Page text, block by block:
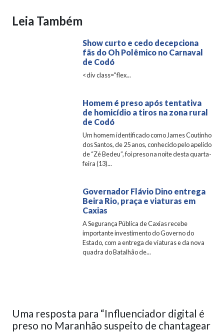
Leia Também
Show curto e cedo decepciona
fãs do Oh Polêmico no Carnaval
de Codó
<div class="flex...
Homem é preso após tentativa
de homicídio a tiros na zona rural
de Codó
Um homem identificado como James Coutinho
dos Santos, de 25 anos, conhecido pelo apelido
de “Zé Bedeu”, foi preso na noite desta quarta-
feira (13)...
Governador Flávio Dino entrega
Beira Rio, praça e viaturas em
Caxias
A Segurança Pública de Caxias recebe
importante investimento do Governo do
Estado, com a entrega de viaturas e da nova
quadra do Batalhão de...
Uma resposta para “Influenciador digital é
preso no Maranhão suspeito de chantagear